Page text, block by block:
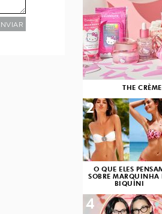
THE
O QUE ELES
SOBRE MARQUINHA
BIQUÍNI
2
4